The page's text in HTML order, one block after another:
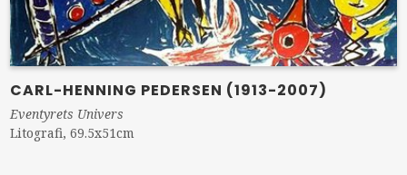
CARL-HENNING PEDERSEN (1913-2007)
Eventyrets Univers
Litografi, 69.5x51cm